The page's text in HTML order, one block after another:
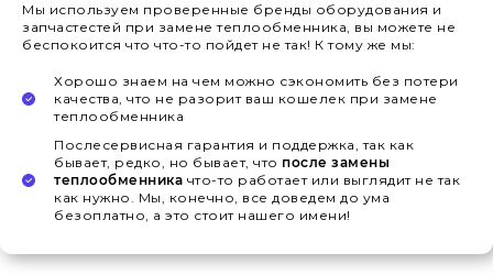
Мы используем проверенные бренды оборудования и
запчастестей при замене теплообменника, вы можете не
беспокоится что что-то пойдет не так! К тому же мы:
Хорошо знаем на чем можно сэкономить без потери
качества, что не разорит ваш кошелек при замене
теплообменника
Послесервисная гарантия и поддержка, так как
бывает, редко, но бывает, что после замены
теплообменника что-то работает или выглядит не так
как нужно. Мы, конечно, все доведем до ума
безоплатно, а это стоит нашего имени!